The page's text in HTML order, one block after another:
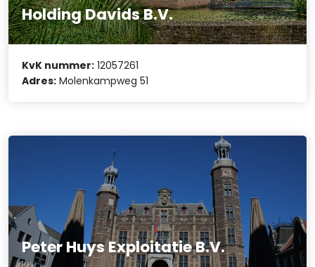
Holding Davids B.V.
KvK nummer: 12057261
Adres: Molenkampweg 51
Peter Huys Exploitatie B.V.